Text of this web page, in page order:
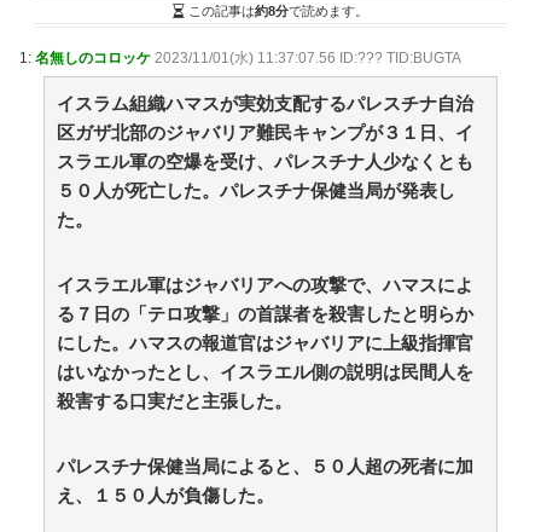
ら信じられない言葉が飛び出した… 他 / 2chnaviヘッド
Powered by livedoor 相互RSS
三十路女子×後輩男子、近づく心とすれ違い
遊戯王OCG、ガチでシコらせにくる / 5chまとめ
MAP(総合) NEW! (8/9 07:41)
山本倖千恵アナ 直履きレギンスで激しく乳揺れトレ
【唯一の五輪メダルを日本に奪われるのか】外国人審
判への性接待で大揺れの韓国サッカー界、ロンドン五輪
メダル剝奪… / 5chまとめMAP(総合) NEW! (8/9 07:35)
韓国人「北米市場で売れまくりトヨタに続き日本のホ
ンダやスズキも今年第2四半期に大幅な黒字を記録！」
→「あまりにも見事なV字回復‥」 / anaguro - 総合
【韓日共同調査】「日本に良い印象」の韓国人
54.3％ 13年以降で最高に 日本人の韓国好感度は
35.3％ / anaguro - 総合
この記事は約8分で読めます。
1: 名無しのコロッケ 2023/11/01(水) 11:37:07.56 ID:??? TID:BUGTA
イスラム組織ハマスが実効支配するパレスチナ自治
区ガザ北部のジャバリア難民キャンプが３１日、イ
スラエル軍の空爆を受け、パレスチナ人少なくとも
５０人が死亡した。パレスチナ保健当局が発表し
た。
イスラエル軍はジャバリアへの攻撃で、ハマスによ
る７日の「テロ攻撃」の首謀者を殺害したと明らか
にした。ハマスの報道官はジャバリアに上級指揮官
はいなかったとし、イスラエル側の説明は民間人を
殺害する口実だと主張した。
パレスチナ保健当局によると、５０人超の死者に加
え、１５０人が負傷した。